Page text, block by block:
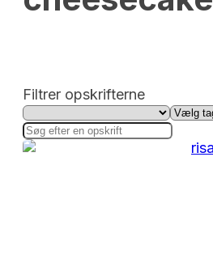
Filtrer opskrifterne